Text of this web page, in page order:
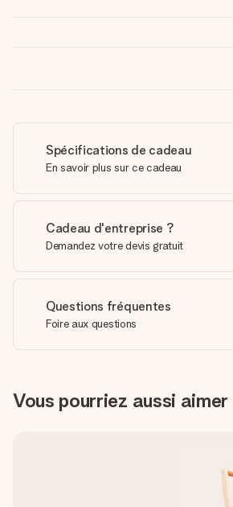
Spécifications de cadeau
En savoir plus sur ce cadeau
Cadeau d'entreprise ?
Demandez votre devis gratuit
Questions fréquentes
Foire aux questions
Vous pourriez aussi aimer